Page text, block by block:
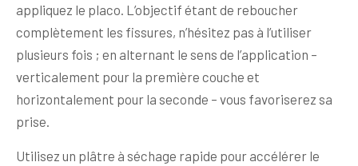
appliquez le placo. L’objectif étant de reboucher
complètement les fissures, n’hésitez pas à l’utiliser
plusieurs fois ; en alternant le sens de l’application –
verticalement pour la première couche et
horizontalement pour la seconde – vous favoriserez sa
prise.
Utilisez un plâtre à séchage rapide pour accélérer le